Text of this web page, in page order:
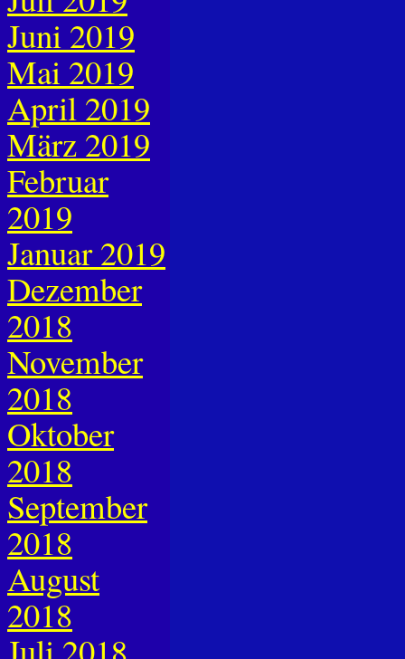
Juni 2019
Mai 2019
April 2019
März 2019
Februar
2019
Januar 2019
Dezember
2018
November
2018
Oktober
2018
September
2018
August
2018